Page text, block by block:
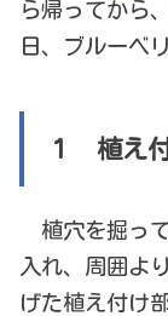
ら帰ってから
日、ブルーベ
１ 植え
植穴を掘っ
入れ、周囲よ
げた植え付け